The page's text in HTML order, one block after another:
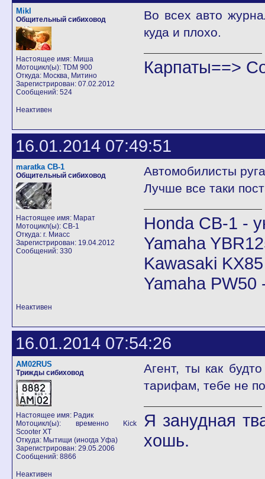
Mikl
Общительный сибиховод
Настоящее имя: Миша
Мотоцикл(ы): TDM 900
Откуда: Москва, Митино
Зарегистрирован: 07.02.2012
Сообщений: 524
Во всех авто
куда и плохо.
Карпаты==>
Неактивен
16.01.2014 07:49:51
maratka CB-1
Общительный сибиховод
Настоящее имя: Марат
Мотоцикл(ы): CB-1
Откуда: г. Миасс
Зарегистрирован: 19.04.2012
Сообщений: 330
Автомобилисты
Лучше все таки
Honda CB-1 -
Yamaha
Kawasaki
Yamaha
Неактивен
16.01.2014 07:54:26
AM02RUS
Трижды сибиховод
Настоящее имя: Радик
Мотоцикл(ы): временно Kick
Scooter XT
Откуда: Мытищи (иногда Уфа)
Зарегистрирован: 29.05.2006
Сообщений: 8866
Агент, ты как
тарифам, тебе не
Я занудная
хошь.
Неактивен